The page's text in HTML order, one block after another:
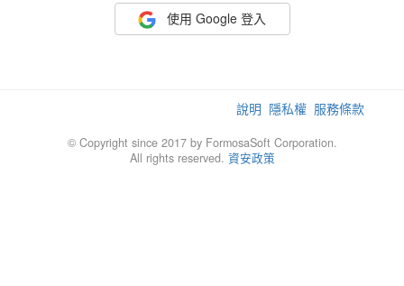
使用 Google 登入
說明 隱私權 服務條款
© Copyright since 2017 by FormosaSoft Corporation.
All rights reserved. 資安政策